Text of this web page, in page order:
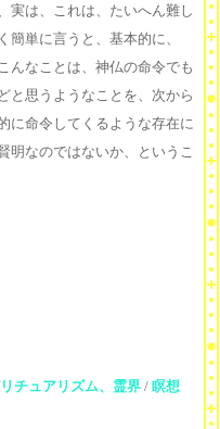
実は、これは、たいへん難し
簡単に言うと、基本的に、
んなことは、神仏の命令でも
と思うようなことを、次から
に命令してくるような存在に
明なのではないか、というこ
チュアリズム、霊界 / 瞑想